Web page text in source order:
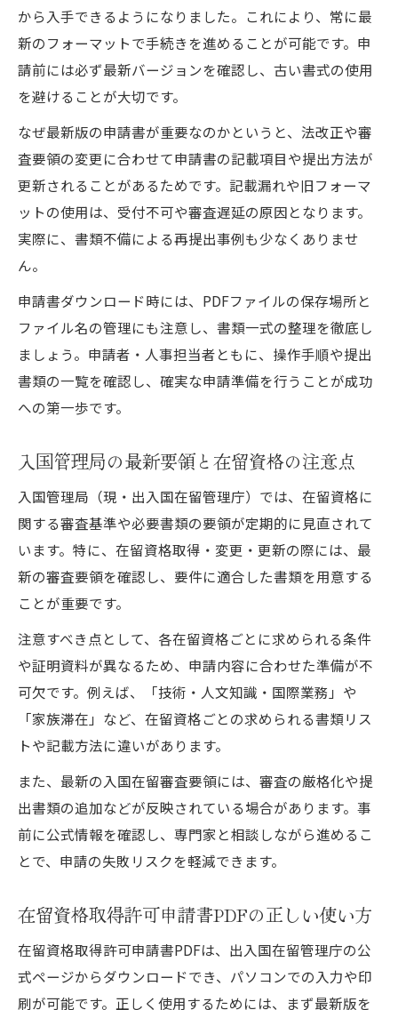
在留資格取得の条件と審査の進め方を紹介
在留資格申請の必要書類と準備方法の流れ
必要書類や審査要領の押さえ方をチェック
在留資格申請に必要な書類一覧と準備方法
入国在留審査要領を踏まえた在留資格対策
在留資格申請書PDF活用と記入時の注意点
出入国管理局で求められる在留資格条件
在留資格書類の書き方と審査基準のポイン
確実な在留資格申請の実務ノウハウ集
在留資格取得許可申請を確実に進める方法
出入国管理局での在留資格申請ノウハウ公
開
オンライン申請と在留資格手続きの最新事
審査要領を踏まえた実践的な在留資格対策
在留資格条件クリアのためのポイント整理
から入手できるようになりました。これにより、常に最
新のフォーマットで手続きを進めることが可能です。申
請前には必ず最新バージョンを確認し、古い書式の使用
を避けることが大切です。
なぜ最新版の申請書が重要なのかというと、法改正や審
査要領の変更に合わせて申請書の記載項目や提出方法が
更新されることがあるためです。記載漏れや旧フォーマ
ットの使用は、受付不可や審査遅延の原因となります。
実際に、書類不備による再提出事例も少なくありませ
ん。
申請書ダウンロード時には、PDFファイルの保存場所と
ファイル名の管理にも注意し、書類一式の整理を徹底し
ましょう。申請者・人事担当者ともに、操作手順や提出
書類の一覧を確認し、確実な申請準備を行うことが成功
への第一歩です。
入国管理局の最新要領と在留資格の注意点
入国管理局（現・出入国在留管理庁）では、在留資格に
関する審査基準や必要書類の要領が定期的に見直されて
います。特に、在留資格取得・変更・更新の際には、最
新の審査要領を確認し、要件に適合した書類を用意する
ことが重要です。
注意すべき点として、各在留資格ごとに求められる条件
や証明資料が異なるため、申請内容に合わせた準備が不
可欠です。例えば、「技術・人文知識・国際業務」や
「家族滞在」など、在留資格ごとの求められる書類リス
トや記載方法に違いがあります。
また、最新の入国在留審査要領には、審査の厳格化や提
出書類の追加などが反映されている場合があります。事
前に公式情報を確認し、専門家と相談しながら進めるこ
とで、申請の失敗リスクを軽減できます。
在留資格取得許可申請書PDFの正しい使い方
在留資格取得許可申請書PDFは、出入国在留管理庁の公
式ページからダウンロードでき、パソコンでの入力や印
刷が可能です。正しく使用するためには、まず最新版を